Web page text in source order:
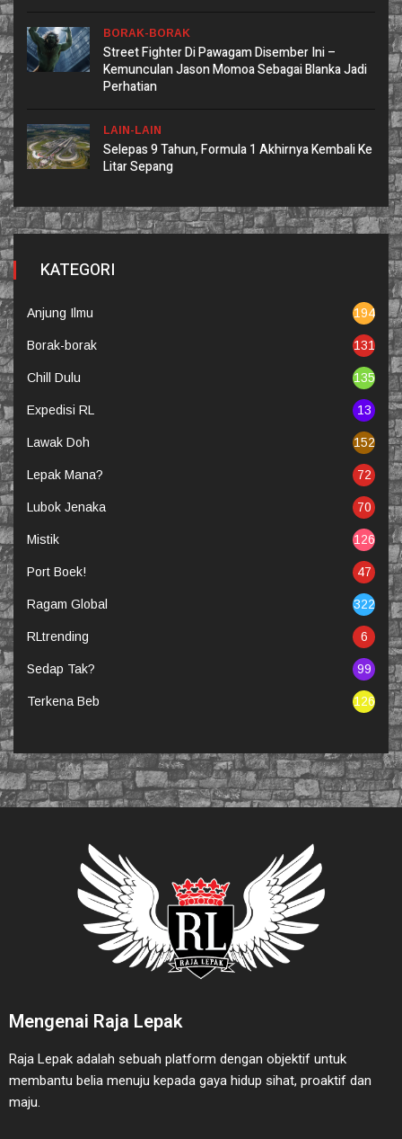
BORAK-BORAK
Street Fighter Di Pawagam Disember Ini –
Kemunculan Jason Momoa Sebagai Blanka Jadi
Perhatian
LAIN-LAIN
Selepas 9 Tahun, Formula 1 Akhirnya Kembali Ke
Litar Sepang
KATEGORI
Anjung Ilmu 194
Borak-borak 131
Chill Dulu 135
Expedisi RL 13
Lawak Doh 152
Lepak Mana? 72
Lubok Jenaka 70
Mistik 126
Port Boek! 47
Ragam Global 322
RLtrending 6
Sedap Tak? 99
Terkena Beb 126
Mengenai Raja Lepak
Raja Lepak adalah sebuah platform dengan objektif untuk
membantu belia menuju kepada gaya hidup sihat, proaktif dan
maju.